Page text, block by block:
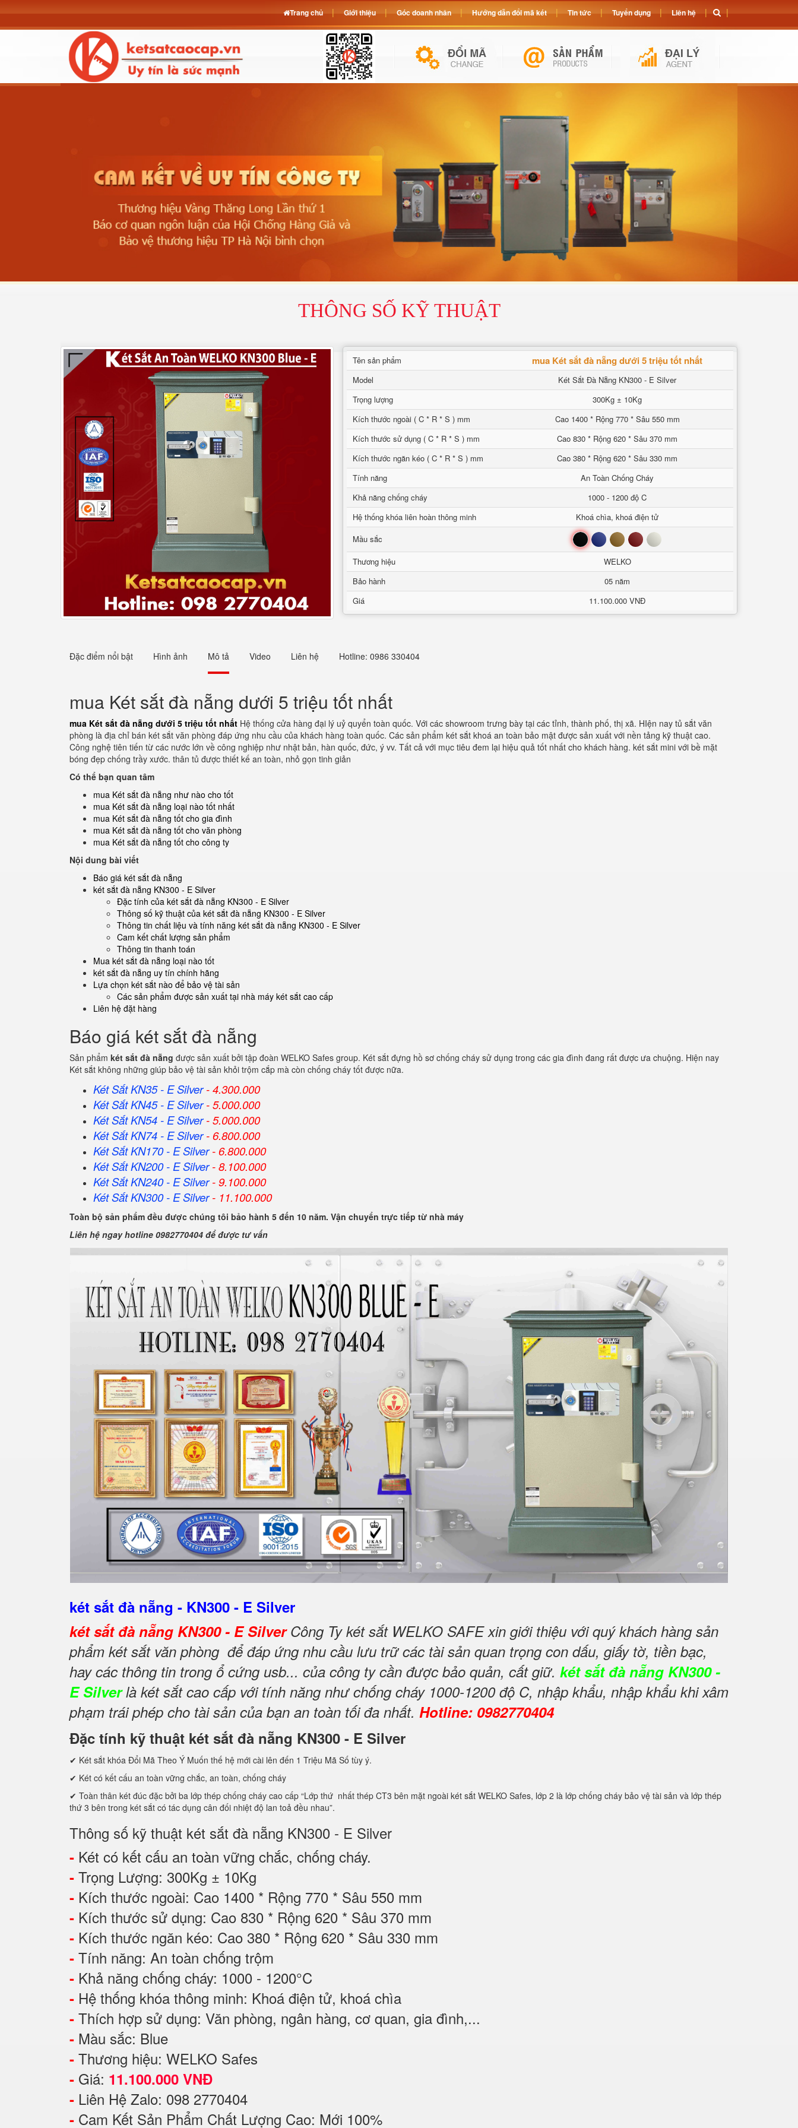
THÔNG SỐ KỸ THUẬT
Tên sản phẩm mua Két sắt đà nẵng dưới 5 triệu tốt nhất
Model
Két Sắt Đà Nẵng KN300 - E Silver
Trọng lượng
300Kg ± 10Kg
Kích thước ngoài ( C * R * S ) mm
Cao 1400 * Rộng 770 * Sâu 550 mm
Kích thước sử dụng ( C * R * S ) mm
Cao 830 * Rộng 620 * Sâu 370 mm
Kích thước ngăn kéo ( C * R * S ) mm
Cao 380 * Rộng 620 * Sâu 330 mm
Tính năng
An Toàn Chống Cháy
Khả năng chống cháy
1000 - 1200 độ C
Hệ thống khóa liên hoàn thông minh
Khoá chìa, khoá điện tử
Mầu sắc
Đen Xanh Nâu Đỏ Trắng
Thương hiệu
WELKO
Bảo hành
05 năm
Giá
11.100.000 VNĐ
Đặc điểm nổi bật Hình ảnh Mô tả Video Liên hệ Hotline: 0986 330404
mua Két sắt đà nẵng dưới 5 triệu tốt nhất
mua Két sắt đà nẵng dưới 5 triệu tốt nhất Hệ thống cửa hàng đại lý uỷ quyển toàn quốc. Với các showroom trưng bày tại các tỉnh, thành phố, thị xã. HIện nay tủ sắt văn
phòng là địa chỉ bán két sắt văn phòng đáp ứng nhu cầu của khách hàng toàn quốc. Các sản phẩm két sắt khoá an toàn bảo mật được sản xuất với nền tảng kỹ thuật cao.
Công nghệ tiên tiến từ các nước lớn về công nghiệp như nhật bản, hàn quốc, đức, ý vv. Tất cả với mục tiêu đem lại hiệu quả tốt nhất cho khách hàng. két sắt mini với bề mặt
bóng đẹp chống trầy xước. thân tủ được thiết kế an toàn, nhỏ gọn tinh giản
Có thể bạn quan tâm
mua Két sắt đà nẵng như nào cho tốt
mua Két sắt đà nẵng loại nào tốt nhất
mua Két sắt đà nẵng tốt cho gia đình
mua Két sắt đà nẵng tốt cho văn phòng
mua Két sắt đà nẵng tốt cho công ty
Nội dung bài viết
Báo giá két sắt đà nẵng
két sắt đà nẵng KN300 - E Silver
Đặc tính của két sắt đà nẵng KN300 - E Silver
Thông số kỹ thuật của két sắt đà nẵng KN300 - E Silver
Thông tin chất liệu và tính năng két sắt đà nẵng KN300 - E Silver
Cam kết chất lượng sản phẩm
Thông tin thanh toán
Mua két sắt đà nẵng loại nào tốt
két sắt đà nẵng uy tín chính hãng
Lựa chọn két sắt nào để bảo vệ tài sản
Các sản phẩm được sản xuất tại nhà máy két sắt cao cấp
Liên hệ đặt hàng
Báo giá két sắt đà nẵng
Sản phẩm két sắt đà nẵng được sản xuất bởi tập đoàn WELKO Safes group. Két sắt đựng hồ sơ chống cháy sử dụng trong các gia đình đang rất được ưa chuộng. Hiện nay
Két sắt không những giúp bảo vệ tài sản khỏi trộm cắp mà còn chống cháy tốt được nữa.
Két Sắt KN35 - E Silver- 4.300.000
Két Sắt KN45 - E Silver- 5.000.000
Két Sắt KN54 - E Silver- 5.000.000
Két Sắt KN74 - E Silver- 6.800.000
Két Sắt KN170 - E Silver- 6.800.000
Két Sắt KN200 - E Silver- 8.100.000
Két Sắt KN240 - E Silver- 9.100.000
Két Sắt KN300 - E Silver- 11.100.000
Toàn bộ sản phẩm đều được chúng tôi bảo hành 5 đến 10 năm. Vận chuyển trực tiếp từ nhà máy
Liên hệ ngay hotline 0982770404 để được tư vấn
két sắt đà nẵng - KN300 - E Silver
két sắt đà nẵng KN300 - E SilverCông Ty két sắt WELKO SAFE xin giới thiệu với quý khách hàng sản
phẩm két sắt văn phòng để đáp ứng nhu cầu lưu trữ các tài sản quan trọng con dấu, giấy tờ, tiền bạc,
hay các thông tin trong ổ cứng usb... của công ty cần được bảo quản, cất giữ. két sắt đà nẵng KN300 -
E Silverlà két sắt cao cấp với tính năng như chống cháy 1000-1200 độ C, nhập khẩu, nhập khẩu khi xâm
phạm trái phép cho tài sản của bạn an toàn tối đa nhất. Hotline: 0982770404
Đặc tính kỹ thuật két sắt đà nẵng KN300 - E Silver
✔ Két sắt khóa Đổi Mã Theo Ý Muốn thế hệ mới cài lên đến 1 Triệu Mã Số tùy ý.
✔ Két có kết cấu an toàn vững chắc, an toàn, chống cháy
✔ Toàn thân két đúc đặc bởi ba lớp thép chống cháy cao cấp “Lớp thứ nhất thép CT3 bên mặt ngoài két sắt WELKO Safes, lớp 2 là lớp chống cháy bảo vệ tài sản và lớp thép
thứ 3 bên trong két sắt có tác dụng cân đối nhiệt độ lan toả đều nhau”.
Thông số kỹ thuật két sắt đà nẵng KN300 - E Silver
- Két có kết cấu an toàn vững chắc, chống cháy.
- Trọng Lượng: 300Kg ± 10Kg
- Kích thước ngoài: Cao 1400 * Rộng 770 * Sâu 550 mm
- Kích thước sử dụng: Cao 830 * Rộng 620 * Sâu 370 mm
- Kích thước ngăn kéo: Cao 380 * Rộng 620 * Sâu 330 mm
- Tính năng: An toàn chống trộm
- Khả năng chống cháy: 1000 - 1200°C
- Hệ thống khóa thông minh: Khoá điện tử, khoá chìa
- Thích hợp sử dụng: Văn phòng, ngân hàng, cơ quan, gia đình,...
- Màu sắc: Blue
- Thương hiệu: WELKO Safes
- Giá: 11.100.000 VNĐ
- Liên Hệ Zalo: 098 2770404
- Cam Kết Sản Phẩm Chất Lượng Cao: Mới 100%
Trang chủ Giới thiệu Góc doanh nhân Hướng dẫn đổi mã két Tin tức Tuyển dụng Liên hệ